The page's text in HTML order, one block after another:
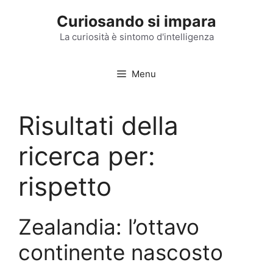
Curiosando si impara
La curiosità è sintomo d'intelligenza
Menu
Risultati della
ricerca per:
rispetto
Zealandia: l’ottavo
continente nascosto